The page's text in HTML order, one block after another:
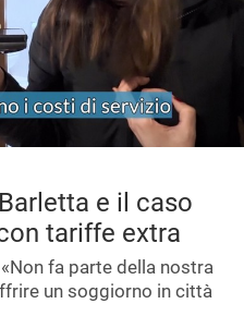
e il caso
tariffe extra
fa parte della nostra
un soggiorno in città